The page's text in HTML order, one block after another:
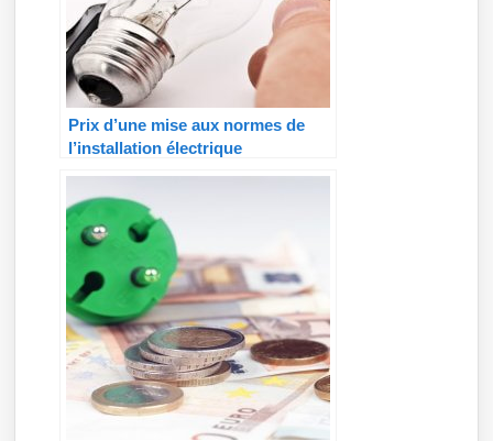
Prix d’une mise aux normes de
l’installation électrique